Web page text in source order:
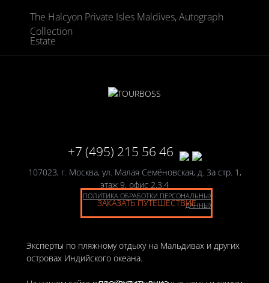
The Halcyon Private Isles Maldives, Autograph
Collection
Estate
+7 (495) 215 56 46
107023, г. Москва, ул. Малая Семёновская, д. 3а стр. 1,
этаж 9, офис 2,3,4
ПОЛИТИКА ОБРАБОТКИ ПЕРСОНАЛЬНЫХ
ДАННЫХ
ЗАКАЗАТЬ ПУТЕШЕСТВИЕ
Эксперты по пляжному отдыху на Мальдивах и других
островах Индийского океана.